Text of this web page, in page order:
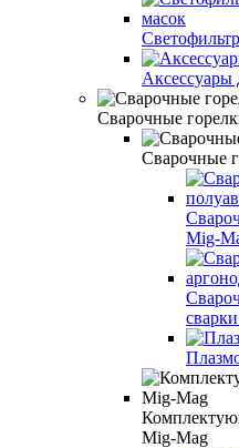
Аксессуары
Сварочные
Сварочные
Mig-
Mig-Mag